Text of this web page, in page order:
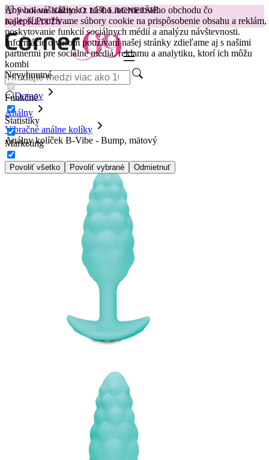
Aby bol váš zážitok z nášho internetového obchodu čo
najlepší.Používame súbory cookie na prispôsobenie obsahu a reklám,
poskytovanie funkcií sociálnych médií a analýzu návštevnosti.
Informácie o vašom používaní našej stránky zdieľame aj s našimi
partnermi pre sociálne médiá, reklamu a analytiku, ktorí ich môžu
kombi
Nevyhnutné
Funkčné
Štatistiky
Marketing
Povoliť všetko Povoliť vybrané Odmietnuť
😽Svakom Klitty: O 15 € LACNEJŠIE
Kód: KLITTY →
Domov
Análny
Vibračné análne kolíky
Análny kolíček B-Vibe - Bump, mätový